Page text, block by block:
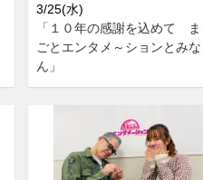
3/25(水)
「１０年の感謝を込めて
ごとエンタメ～ションとみ
ん」